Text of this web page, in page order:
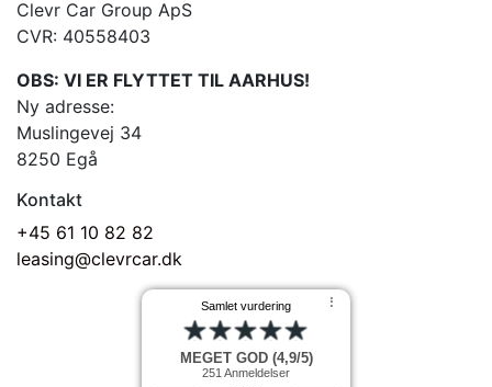
Clevr Car Group ApS
CVR: 40558403
OBS: VI ER FLYTTET TIL AARHUS!
Ny adresse:
Muslingevej 34
8250 Egå
Kontakt
+45 61 10 82 82
leasing@clevrcar.dk
Samlet vurdering ⠇
MEGET GOD (4,9/5)
251 Anmeldelser